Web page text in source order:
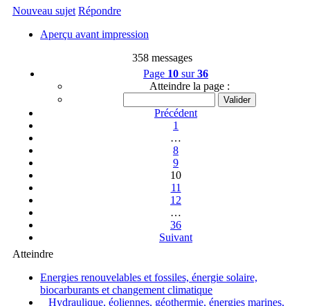
Nouveau sujet Répondre
Aperçu avant impression
358 messages
Page 10 sur36
Atteindre la page :
Précédent
1
…
8
9
10
11
12
…
36
Suivant
Atteindre
Energies renouvelables et fossiles, énergie solaire,
biocarburants et changement climatique
Hydraulique, éoliennes, géothermie, énergies marines,